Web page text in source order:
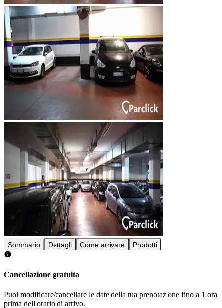
Sommario Dettagli Come arrivare Prodotti
Cancellazione gratuita
Puoi modificare/cancellare le date della tua prenotazione fino a 1 ora
prima dell'orario di arrivo.